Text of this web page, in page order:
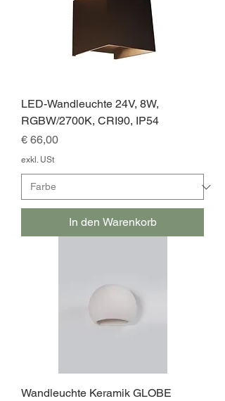
LED-Wandleuchte 24V, 8W,
RGBW/2700K, CRI90, IP54
Preis
€ 66,00
exkl. USt
In den Warenkorb
Wandleuchte Keramik GLOBE